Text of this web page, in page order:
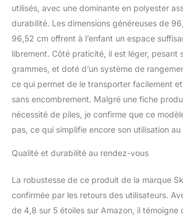
3 Façons
Le tapis
bébé de jouer
façons
ventre, assis et
dos. Le
présent sur le
il permet
servir de
confort lorsque
l'équilibrer en
de se mettre sur
ventre.
Skip
Mieux - Depuis
utilisés, avec une dominante en polyester
durabilité. Les dimensions généreuses de
96,52 cm offrent à l’enfant un espace
librement. Côté praticité, il est léger, pesant
grammes, et doté d’un système de
ce qui permet de le transporter facilement
sans encombrement. Malgré une fiche
nécessité de piles, je confirme que ce
pas, ce qui simplifie encore son utilisation
Qualité et durabilité au rendez-vous
La robustesse de ce produit de la marque
confirmée par les retours des utilisateurs.
de 4,8 sur 5 étoiles sur Amazon, il témoigne